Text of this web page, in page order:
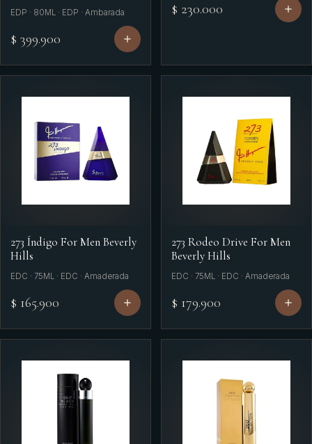
EDP · 80ML · EDP · Ambarada
$ 399.900
$ 230.000
273 Índigo For Men Beverly
Hills
EDC · 75ML · EDC · Amaderada
$ 165.900
273 Rodeo Drive For Men
Beverly Hills
EDC · 75ML · EDC · Amaderada
$ 179.900